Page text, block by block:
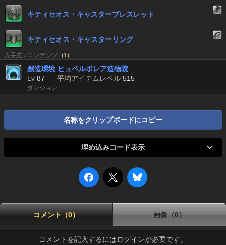
キティセオス・キャスターブレスレット
キティセオス・キャスターリング
入手先 : コンテンツ (1)
創造環境 ヒュペルボレア造物院
Lv 87 平均アイテムレベル 515
ダンジョン
名称をクリップボードにコピー
埋め込みコード表示
コメント（0） 画像（0）
コメントを記入するにはログインが必要です。